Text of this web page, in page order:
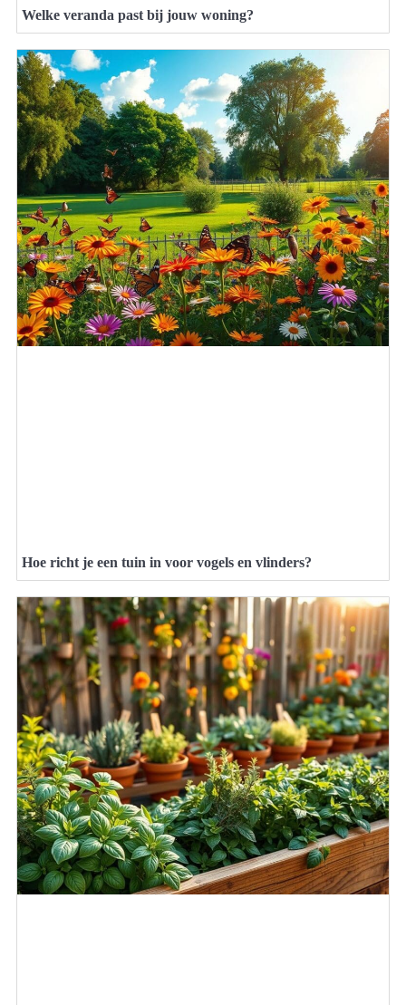
Welke veranda past bij jouw woning?
Hoe richt je een tuin in voor vogels en vlinders?